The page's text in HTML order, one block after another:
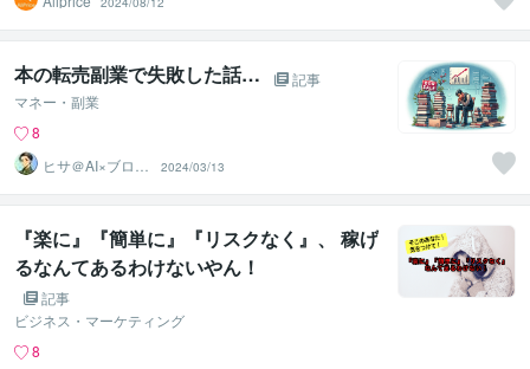
本の転売副業で失敗した話…
記事
マネー・副業
8
ヒサ＠AI×ブログ
初心者専門サポ
ーター
2024/03/13
『楽に』『簡単に』『リスクなく』、 稼げ
るなんてあるわけないやん！
記事
ビジネス・マーケティング
8